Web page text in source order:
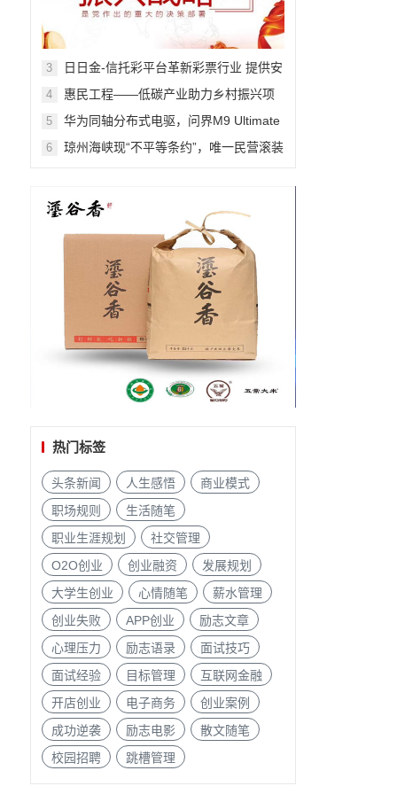
3
日日金-信托彩平台革新彩票行业 提供安
4
惠民工程——低碳产业助力乡村振兴项
5
华为同轴分布式电驱，问界M9 Ultimate
6
琼州海峡现“不平等条约”，唯一民营滚装
热门标签
头条新闻 人生感悟
商业模式
职场规则
生活随笔
职业生涯规划
社交管理
O2O创业
创业融资
发展规划
大学生创业
心情随笔
薪水管理
创业失败
APP创业
励志文章
心理压力
励志语录
面试技巧
面试经验
目标管理
互联网金融
开店创业
电子商务
创业案例
成功逆袭
励志电影
散文随笔
校园招聘
跳槽管理